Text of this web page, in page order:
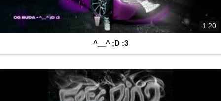
1:20
^__^ ;D :3